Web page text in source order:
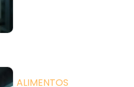
ALIMENTOS